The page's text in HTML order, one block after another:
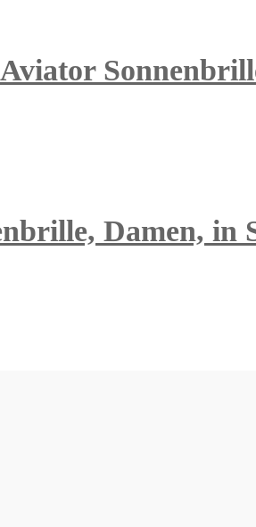
Damen, in